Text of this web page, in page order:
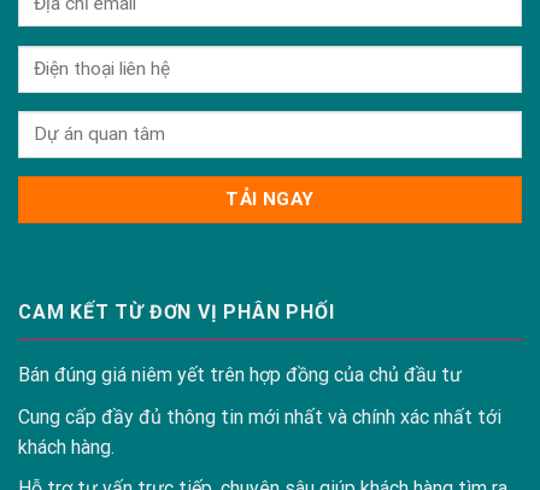
CAM KẾT TỪ ĐƠN VỊ PHÂN PHỐI
Bán đúng giá niêm yết trên hợp đồng của chủ đầu tư
Cung cấp đầy đủ thông tin mới nhất và chính xác nhất tới
khách hàng.